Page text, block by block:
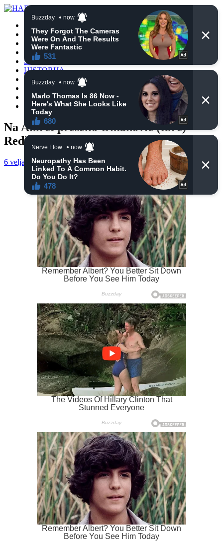
VIJESTI
BIH
TURSKA
SVIJET
HISTORIJA
RELIGIJA
ZANIMLJIVOSTI
CRNA HRONIKA
OBAVIJESTI
Na Ahiret preselio Omanović (Ibre)
Redžep – Redžo
6 veljače, 2025 haberhana POČETNA